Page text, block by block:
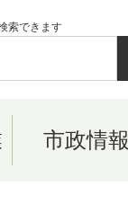
索できます
市政情報